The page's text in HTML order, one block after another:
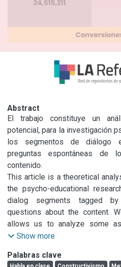
Abstract
El trabajo constituye un
potencial, para la investigación
los segmentos de diálogo
preguntas espontáneas de
contenido.
Sostendremos que su estudio
de la construcción del
interacción en clase.
constructivista amplio,
espontánea exterioriza la
alumno, lo que permite al
oriente la reorganización de
This article is a theoretical
the psycho-educational
dialog segments tagged by
questions about the content.
allows us to analyze some
construction in the context of
spontaneous questions
Show more
Palabras clave